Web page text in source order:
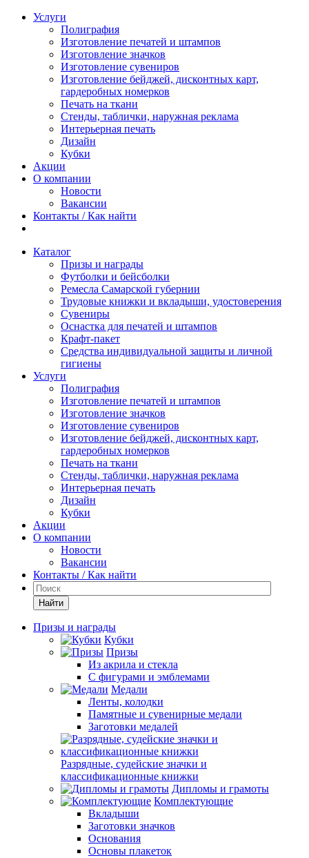
Услуги
Полиграфия
Изготовление печатей и штампов
Изготовление значков
Изготовление сувениров
Изготовление бейджей, дисконтных карт,
гардеробных номерков
Печать на ткани
Стенды, таблички, наружная реклама
Интерьерная печать
Дизайн
Кубки
Акции
О компании
Новости
Вакансии
Контакты / Как найти
Каталог
Призы и награды
Футболки и бейсболки
Ремесла Самарской губернии
Трудовые книжки и вкладыши, удостоверения
Сувениры
Оснастка для печатей и штампов
Крафт-пакет
Средства индивидуальной защиты и личной
гигиены
Услуги
Полиграфия
Изготовление печатей и штампов
Изготовление значков
Изготовление сувениров
Изготовление бейджей, дисконтных карт,
гардеробных номерков
Печать на ткани
Стенды, таблички, наружная реклама
Интерьерная печать
Дизайн
Кубки
Акции
О компании
Новости
Вакансии
Контакты / Как найти
Найти
Призы и награды
Кубки
Призы
Из акрила и стекла
С фигурами и эмблемами
Медали
Ленты, колодки
Памятные и сувенирные медали
Заготовки медалей
Разрядные, судейские значки и
классификационные книжки
Дипломы и грамоты
Комплектующие
Вкладыши
Заготовки значков
Основания
Основы плакеток